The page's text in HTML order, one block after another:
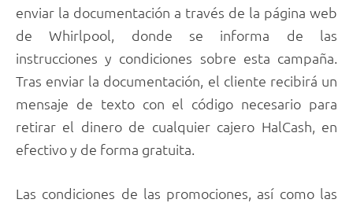
enviar la documentación a través de la página web
de Whirlpool, donde se informa de las
instrucciones y condiciones sobre esta campaña.
Tras enviar la documentación, el cliente recibirá un
mensaje de texto con el código necesario para
retirar el dinero de cualquier cajero HalCash, en
efectivo y de forma gratuita.
Las condiciones de las promociones, así como las